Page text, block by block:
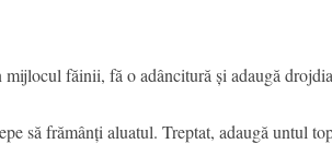
făinii, fă o adâncitură și adaugă
să frămânți aluatul. Treptat, adaugă untul